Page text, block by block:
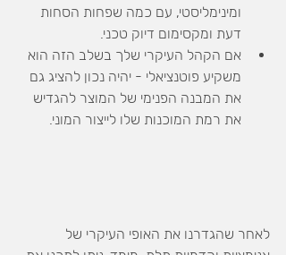
ומינימליסטי, עם כמה שפחות הסחות
דעת ומקסימום דיוק טכני.
אם הקהל העיקרי שלך בשלב הזה הוא
משקיע פוטנציאלי - יהיה נכון להציג גם
את המבנה הפנימי של המוצר להגדיש
את רמת המוכנות שלו לייצור המוני.
לאחר שהגדרנו את האופי העיקרי של